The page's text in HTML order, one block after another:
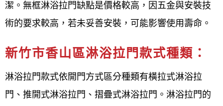
新竹市香山區淋浴門安裝更換案
例：
地點：新竹市香山區香北一路
案場：寓見真鑀
客戶：蔡先生
潔。無框淋浴拉門缺點是價格較高，因五金與安裝技
術的要求較高，若未妥善安裝，可能影響使用壽命。
新竹市香山區淋浴拉門款式種類：
淋浴拉門款式依開門方式區分種類有橫拉式淋浴拉
門、推開式淋浴拉門、摺疊式淋浴拉門。淋浴拉門的